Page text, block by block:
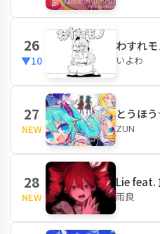
26
▼10
わすれ
いよわ
27
NEW
とうほ
ZUN
28
NEW
Lie feat.
雨良